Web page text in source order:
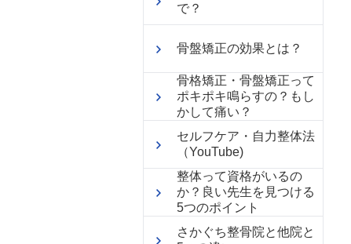
で？
骨盤矯正の効果とは？
骨格矯正・骨盤矯正って
ポキポキ鳴らすの？もし
かして痛い？
セルフケア・自力整体法
（YouTube)
整体って資格がいるの
か？良い先生を見つける
5つのポイント
さかぐち整骨院と他院と